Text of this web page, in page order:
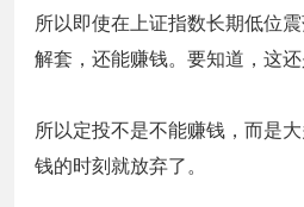
所以即使在上证指数长期低位
解套，还能赚钱。要知道，这
所以定投不是不能赚钱，而是
钱的时刻就放弃了。